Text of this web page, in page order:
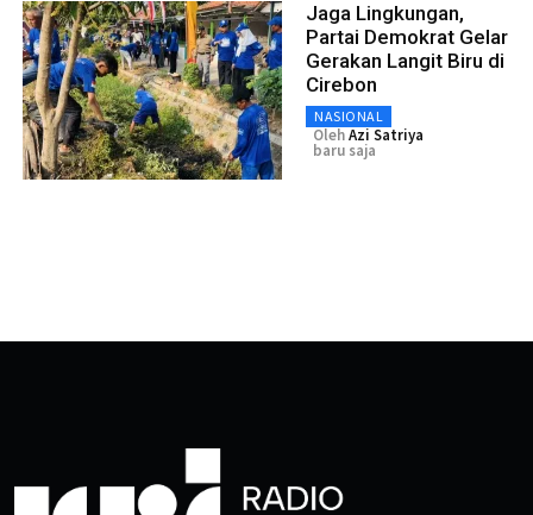
Jaga Lingkungan,
Partai Demokrat Gelar
Gerakan Langit Biru di
Cirebon
NASIONAL
OlehAzi Satriya
baru saja